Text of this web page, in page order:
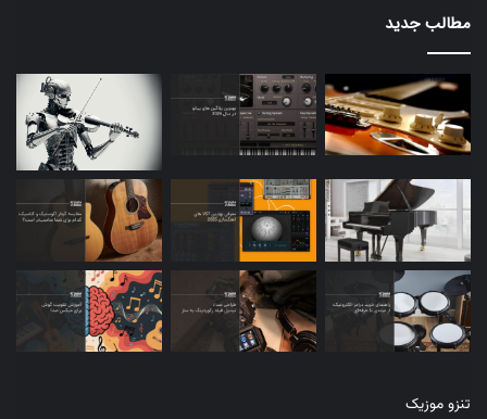
مطالب جدید
تنزو موزیک